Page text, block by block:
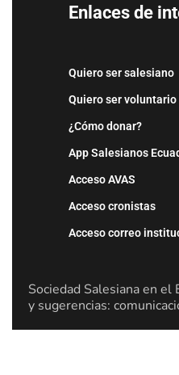
Enlaces de
Quiero ser salesiano
Quiero ser voluntario
¿Cómo donar?
App Salesianos
Acceso AVAS
Acceso cronistas
Acceso correo
Sociedad Salesiana en
y sugerencias: